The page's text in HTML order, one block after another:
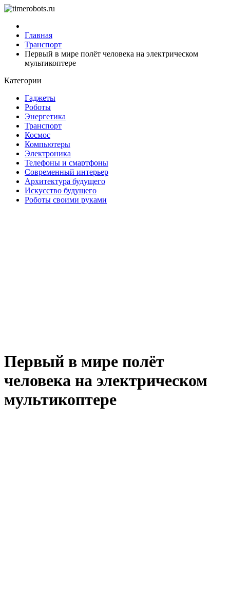
Главная
Транспорт
Первый в мире полёт человека на электрическом
мультикоптере
Категории
Гаджеты
Роботы
Энергетика
Транспорт
Космос
Компьютеры
Электроника
Телефоны и смартфоны
Современный интерьер
Архитектура будущего
Искусство будущего
Роботы своими руками
Первый в мире полёт
человека на электрическом
мультикоптере